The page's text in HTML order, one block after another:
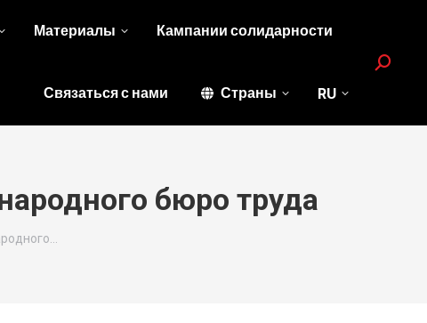
Материалы Кампании солидарности
Связаться с нами Страны RU
Search:
бюро труда